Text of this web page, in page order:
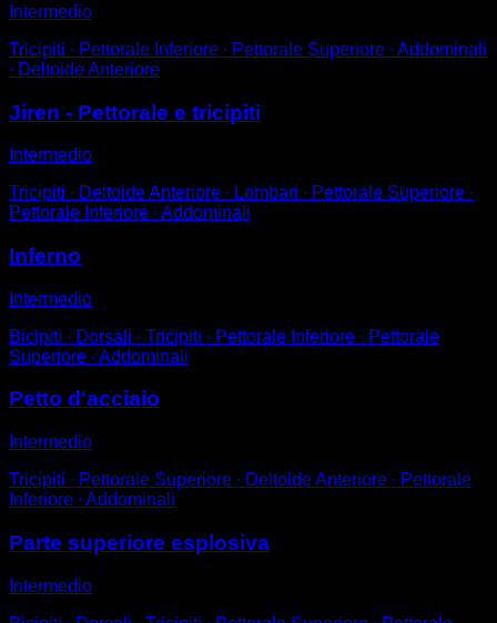
Intermedio
Tricipiti ∙ Pettorale Inferiore ∙ Pettorale Superiore ∙ Addominali
∙ Deltoide Anteriore
Jiren - Pettorale e tricipiti
Intermedio
Tricipiti ∙ Deltoide Anteriore ∙ Lombari ∙ Pettorale Superiore ∙
Pettorale Inferiore ∙ Addominali
Inferno
Intermedio
Bicipiti ∙ Dorsali ∙ Tricipiti ∙ Pettorale Inferiore ∙ Pettorale
Superiore ∙ Addominali
Petto d'acciaio
Intermedio
Tricipiti ∙ Pettorale Superiore ∙ Deltoide Anteriore ∙ Pettorale
Inferiore ∙ Addominali
Parte superiore esplosiva
Intermedio